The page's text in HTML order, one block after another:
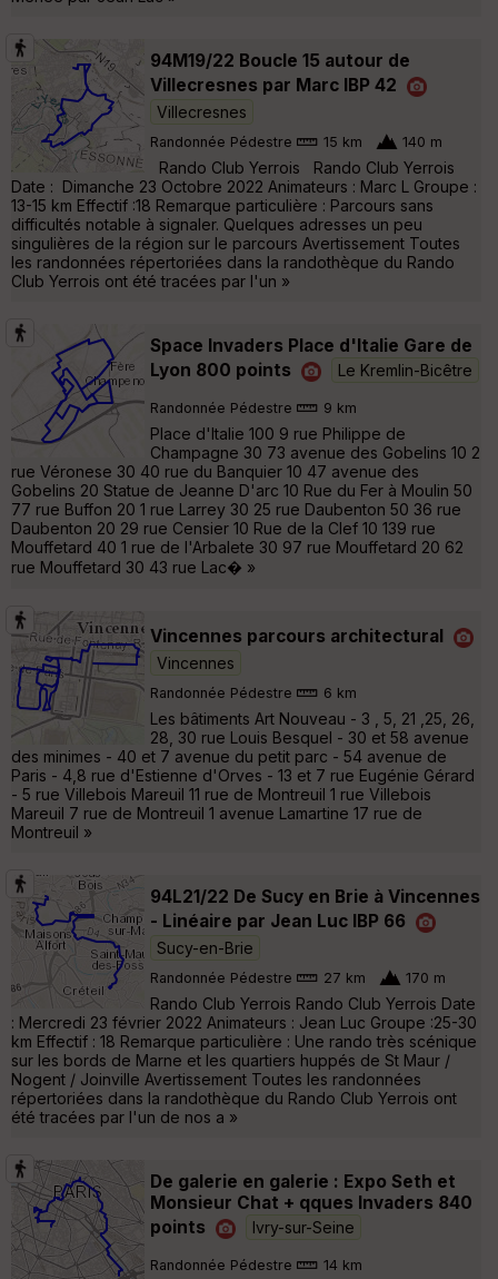
94M19/22 Boucle 15 autour de
Villecresnes par Marc IBP 42
Villecresnes
Randonnée Pédestre 15 km 140 m
Rando Club Yerrois Rando Club Yerrois
Date : Dimanche 23 Octobre 2022 Animateurs : Marc L Groupe :
13-15 km Effectif :18 Remarque particulière : Parcours sans
difficultés notable à signaler. Quelques adresses un peu
singulières de la région sur le parcours Avertissement Toutes
les randonnées répertoriées dans la randothèque du Rando
Club Yerrois ont été tracées par l'un »
Space Invaders Place d'Italie Gare de
Lyon 800 points
Le Kremlin-Bicêtre
Randonnée Pédestre 9 km
Place d'Italie 100 9 rue Philippe de
Champagne 30 73 avenue des Gobelins 10 2
rue Véronese 30 40 rue du Banquier 10 47 avenue des
Gobelins 20 Statue de Jeanne D'arc 10 Rue du Fer à Moulin 50
77 rue Buffon 20 1 rue Larrey 30 25 rue Daubenton 50 36 rue
Daubenton 20 29 rue Censier 10 Rue de la Clef 10 139 rue
Mouffetard 40 1 rue de l'Arbalete 30 97 rue Mouffetard 20 62
rue Mouffetard 30 43 rue Lac� »
Vincennes parcours architectural
Vincennes
Randonnée Pédestre 6 km
Les bâtiments Art Nouveau - 3 , 5, 21 ,25, 26,
28, 30 rue Louis Besquel - 30 et 58 avenue
des minimes - 40 et 7 avenue du petit parc - 54 avenue de
Paris - 4,8 rue d'Estienne d'Orves - 13 et 7 rue Eugénie Gérard
- 5 rue Villebois Mareuil 11 rue de Montreuil 1 rue Villebois
Mareuil 7 rue de Montreuil 1 avenue Lamartine 17 rue de
Montreuil »
94L21/22 De Sucy en Brie à Vincennes
- Linéaire par Jean Luc IBP 66
Sucy-en-Brie
Randonnée Pédestre 27 km 170 m
Rando Club Yerrois Rando Club Yerrois Date
: Mercredi 23 février 2022 Animateurs : Jean Luc Groupe :25-30
km Effectif : 18 Remarque particulière : Une rando très scénique
sur les bords de Marne et les quartiers huppés de St Maur /
Nogent / Joinville Avertissement Toutes les randonnées
répertoriées dans la randothèque du Rando Club Yerrois ont
été tracées par l'un de nos a »
De galerie en galerie : Expo Seth et
Monsieur Chat + qques Invaders 840
points
Ivry-sur-Seine
Randonnée Pédestre 14 km